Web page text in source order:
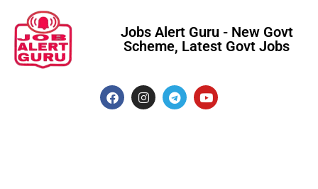
Jobs Alert Guru - New Govt
Scheme, Latest Govt Jobs